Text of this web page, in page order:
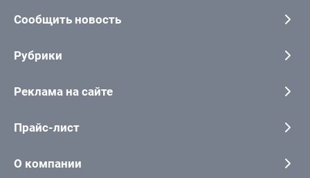
Сообщить новость
Рубрики
Реклама на сайте
Прайс-лист
О компании